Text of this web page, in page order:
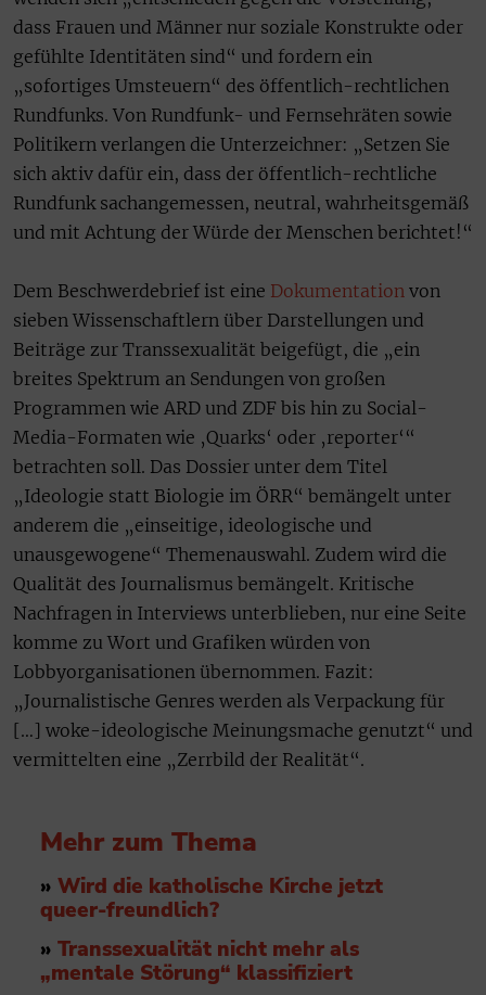
dass Frauen und Männer nur soziale Konstrukte oder
gefühlte Identitäten sind“ und fordern ein
„sofortiges Umsteuern“ des öffentlich-rechtlichen
Rundfunks. Von Rundfunk- und Fernsehräten sowie
Politikern verlangen die Unterzeichner: „Setzen Sie
sich aktiv dafür ein, dass der öffentlich-rechtliche
Rundfunk sachangemessen, neutral, wahrheitsgemäß
und mit Achtung der Würde der Menschen berichtet!“
Dem Beschwerdebrief ist eine Dokumentation von
sieben Wissenschaftlern über Darstellungen und
Beiträge zur Transsexualität beigefügt, die „ein
breites Spektrum an Sendungen von großen
Programmen wie ARD und ZDF bis hin zu Social-
Media-Formaten wie ‚Quarks‘ oder ‚reporter‘“
betrachten soll. Das Dossier unter dem Titel
„Ideologie statt Biologie im ÖRR“ bemängelt unter
anderem die „einseitige, ideologische und
unausgewogene“ Themenauswahl. Zudem wird die
Qualität des Journalismus bemängelt. Kritische
Nachfragen in Interviews unterblieben, nur eine Seite
komme zu Wort und Grafiken würden von
Lobbyorganisationen übernommen. Fazit:
„Journalistische Genres werden als Verpackung für
[…] woke-ideologische Meinungsmache genutzt“ und
vermittelten eine „Zerrbild der Realität“.
Mehr zum Thema
» Wird die katholische Kirche jetzt
queer-freundlich?
» Transsexualität nicht mehr als
„mentale Störung“ klassifiziert